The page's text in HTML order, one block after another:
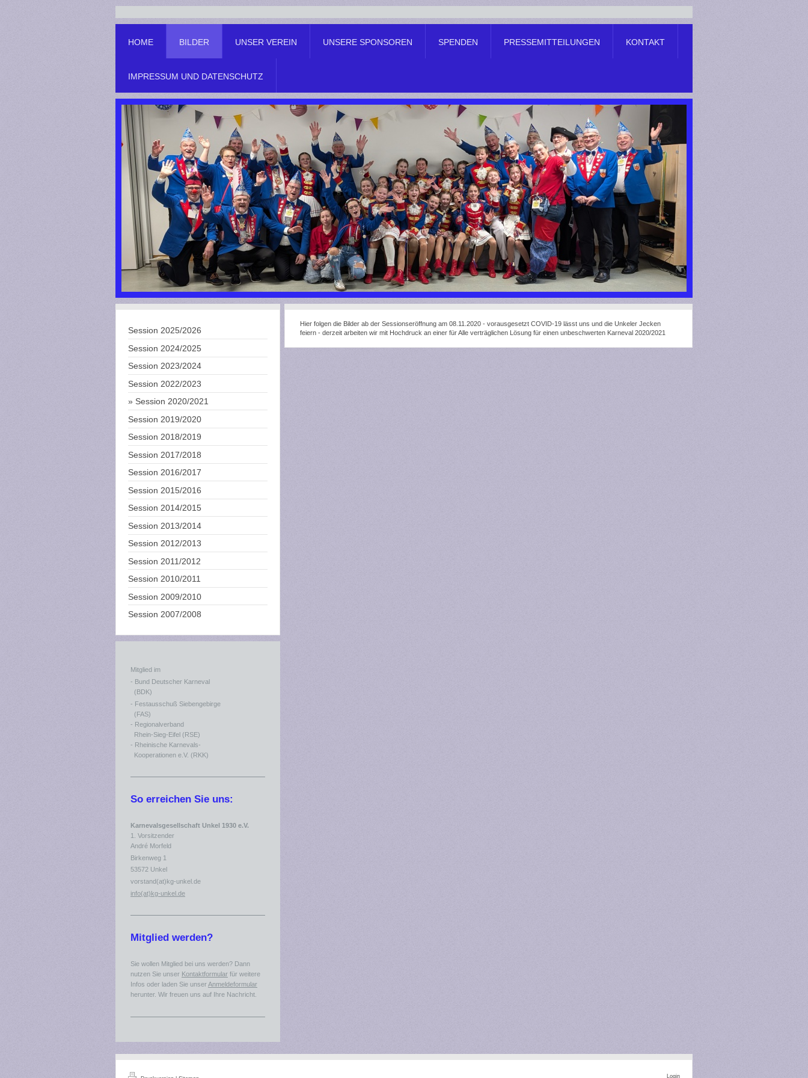
HOME BILDER UNSER VEREIN UNSERE SPONSOREN SPENDEN PRESSEMITTEILUNGEN KONTAKT
IMPRESSUM UND DATENSCHUTZ
Hier folgen die Bilder ab der Sessionseröffnung am 08.11.2020 - vorausgesetzt COVID-19 lässt uns und die Unkeler Jecken
feiern - derzeit arbeiten wir mit Hochdruck an einer für Alle verträglichen Lösung für einen unbeschwerten Karneval 2020/2021
Session 2025/2026
Session 2024/2025
Session 2023/2024
Session 2022/2023
Session 2020/2021
Session 2019/2020
Session 2018/2019
Session 2017/2018
Session 2016/2017
Session 2015/2016
Session 2014/2015
Session 2013/2014
Session 2012/2013
Session 2011/2012
Session 2010/2011
Session 2009/2010
Session 2007/2008
Mitglied im
- Bund Deutscher Karneval
(BDK)
- Festausschuß Siebengebirge
(FAS)
- Regionalverband
Rhein-Sieg-Eifel (RSE)
- Rheinische Karnevals-
Kooperationen e.V. (RKK)
So erreichen Sie uns:
Karnevalsgesellschaft Unkel 1930 e.V.
1. Vorsitzender
André Morfeld
Birkenweg 1
53572 Unkel
vorstand(at)kg-unkel.de
info(at)kg-unkel.de
Mitglied werden?
Sie wollen Mitglied bei uns werden? Dann
nutzen Sie unser Kontaktformular für weitere
Infos oder laden Sie unserAnmeldeformular
herunter. Wir freuen uns auf Ihre Nachricht.
Login